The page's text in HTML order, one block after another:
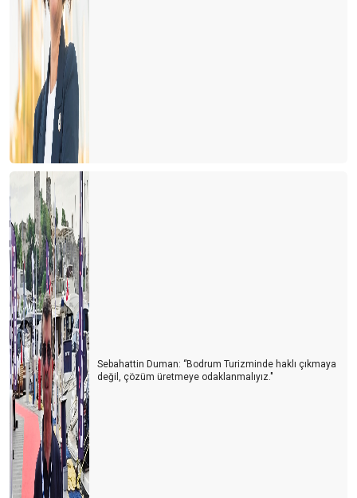
Sebahattin Duman: ‘’Bodrum Turizminde haklı çıkmaya
değil, çözüm üretmeye odaklanmalıyız."